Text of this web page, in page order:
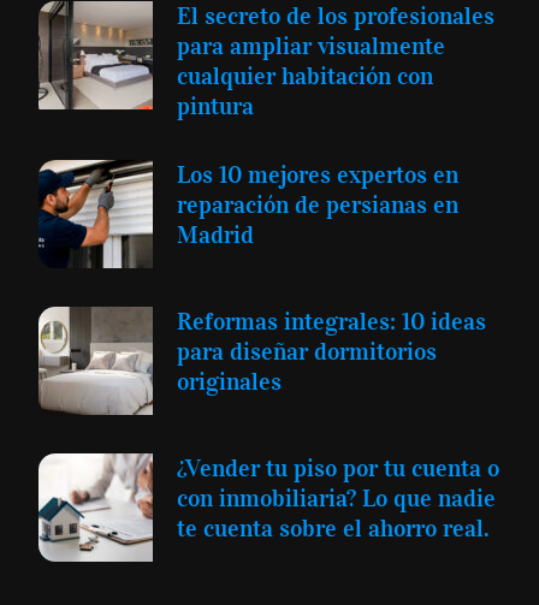
El secreto de los profesionales
para ampliar visualmente
cualquier habitación con
pintura
Los 10 mejores expertos en
reparación de persianas en
Madrid
Reformas integrales: 10 ideas
para diseñar dormitorios
originales
¿Vender tu piso por tu cuenta o
con inmobiliaria? Lo que nadie
te cuenta sobre el ahorro real.